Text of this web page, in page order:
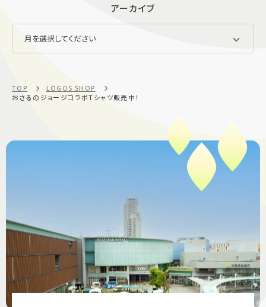
アーカイブ
TOP
LOGOS SHOP
おさるのジョージコラボTシャツ販売中！